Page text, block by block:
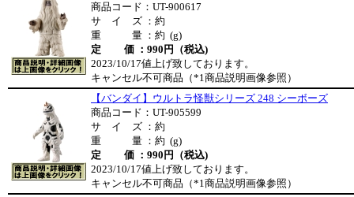
商品コード：UT-900617
サ イ ズ ：約
重 量 ：約 (g)
定 価 ：990円（税込)
2023/10/17値上げ致しております。
キャンセル不可商品（*1商品説明画像参照）
【バンダイ】ウルトラ怪獣シリーズ 248 シーボーズ
商品コード：UT-905599
サ イ ズ ：約
重 量 ：約 (g)
定 価 ：990円（税込)
2023/10/17値上げ致しております。
キャンセル不可商品（*1商品説明画像参照）